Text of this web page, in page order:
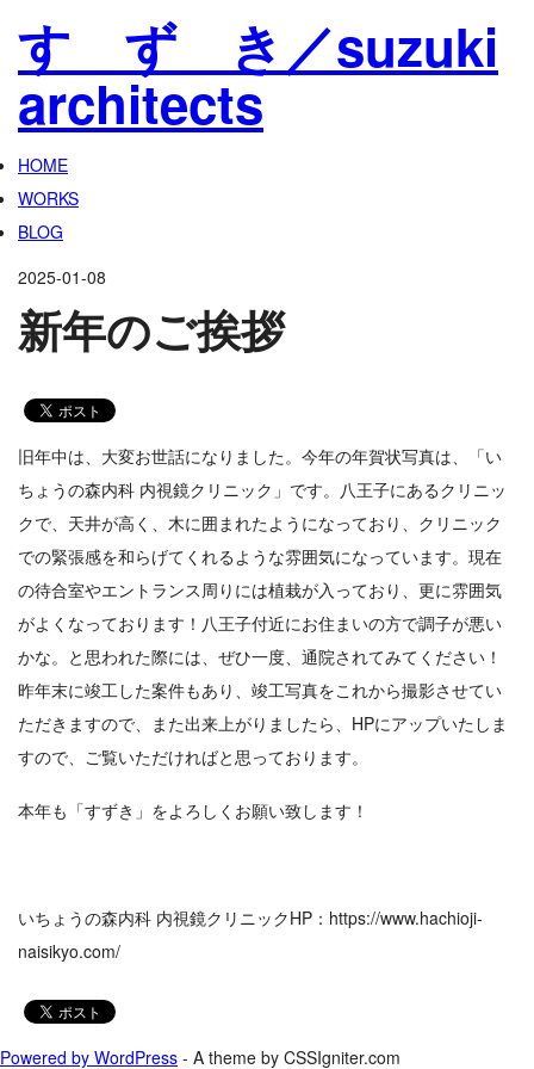
す ず き／suzuki
architects
HOME
WORKS
BLOG
2025-01-08
新年のご挨拶
旧年中は、大変お世話になりました。今年の年賀状写真は、「い
ちょうの森内科 内視鏡クリニック」です。八王子にあるクリニッ
クで、天井が高く、木に囲まれたようになっており、クリニック
での緊張感を和らげてくれるような雰囲気になっています。現在
の待合室やエントランス周りには植栽が入っており、更に雰囲気
がよくなっております！八王子付近にお住まいの方で調子が悪い
かな。と思われた際には、ぜひ一度、通院されてみてください！
昨年末に竣工した案件もあり、竣工写真をこれから撮影させてい
ただきますので、また出来上がりましたら、HPにアップいたしま
すので、ご覧いただければと思っております。
本年も「すずき」をよろしくお願い致します！
いちょうの森内科 内視鏡クリニックHP：https://www.hachioji-
naisikyo.com/
Powered by WordPress - A theme by CSSIgniter.com